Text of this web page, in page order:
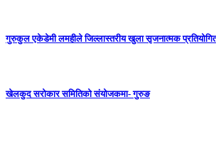
गुरुकुल एकेडेमी लमहीले जिल्लास्तरीय खुला सृजनात्मक
खेलकुद सरोकार समितिको संयोजकमा- गुरुङ